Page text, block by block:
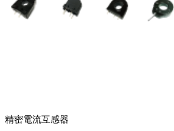
精密電流互感器